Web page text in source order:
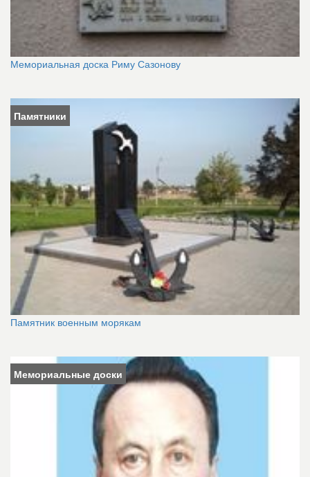
Мемориальная доска Риму Сазонову
Памятники
Памятник военным морякам
Мемориальные доски